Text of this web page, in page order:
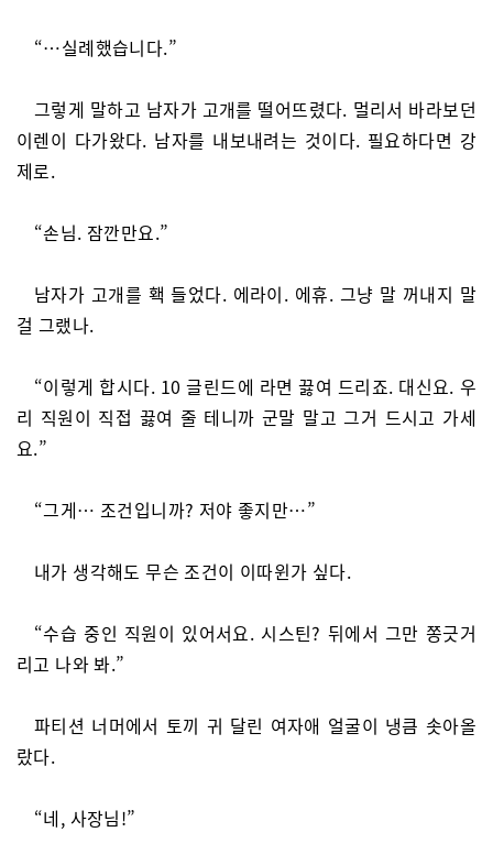
“…실례했습니다.”
그렇게 말하고 남자가 고개를 떨어뜨렸다. 멀리서 바라보던
이렌이 다가왔다. 남자를 내보내려는 것이다. 필요하다면 강
제로.
“손님. 잠깐만요.”
남자가 고개를 홱 들었다. 에라이. 에휴. 그냥 말 꺼내지 말
걸 그랬나.
“이렇게 합시다. 10 글린드에 라면 끓여 드리죠. 대신요. 우
리 직원이 직접 끓여 줄 테니까 군말 말고 그거 드시고 가세
요.”
“그게… 조건입니까? 저야 좋지만…”
내가 생각해도 무슨 조건이 이따윈가 싶다.
“수습 중인 직원이 있어서요. 시스틴? 뒤에서 그만 쫑긋거
리고 나와 봐.”
파티션 너머에서 토끼 귀 달린 여자애 얼굴이 냉큼 솟아올
랐다.
“네, 사장님!”